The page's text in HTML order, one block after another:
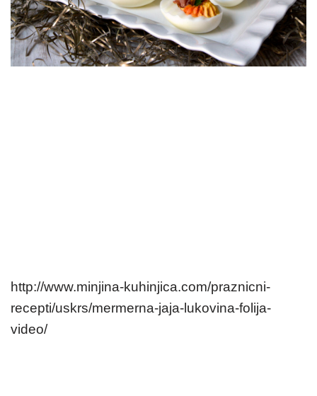
http://www.minjina-kuhinjica.com/praznicni-
recepti/uskrs/mermerna-jaja-lukovina-folija-
video/